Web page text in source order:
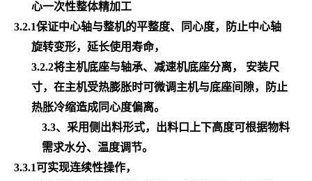
心一次性整体精加工
3.2.1保证中心轴与整机的平整度、同心度，防止中心轴
旋转变形，延长使用寿命，
3.2.2将主机底座与轴承、减速机底座分离， 安装尺
寸，在主机受热膨胀时可微调主机与底座间隙，防止
热胀冷缩造成同心度偏离。
3.3、采用侧出料形式，出料口上下高度可根据物料
需求水分、温度调节。
3.3.1可实现连续性操作，